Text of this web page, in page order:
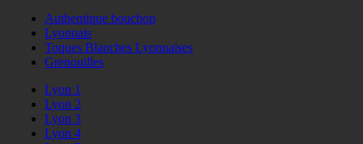
Authentique bouchon
Lyonnais
Toques Blanches Lyonnaises
Grenouilles
Lyon 1
Lyon 2
Lyon 3
Lyon 4